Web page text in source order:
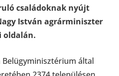
családoknak nyújt
István agrárminiszter
oldalán.
által